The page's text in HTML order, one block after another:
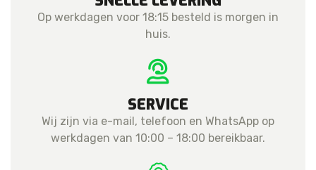
Op werkdagen voor 18:15 besteld is morgen in
huis.
SERVICE
Wij zijn via e-mail, telefoon en WhatsApp op
werkdagen van 10:00 – 18:00 bereikbaar.